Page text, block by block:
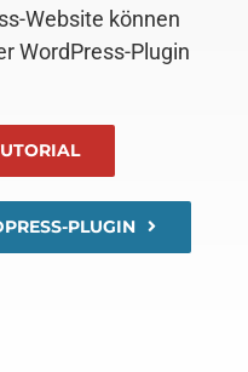
Website können
WordPress-Plugin
PLUGIN